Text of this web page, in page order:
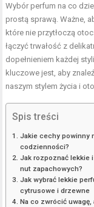
Wybór perfum na co
prostą sprawą. Ważne,
które nie przytłoczą
łączyć trwałość z
dopełnieniem każdej
kluczowe jest, aby
naszym stylem życia i
Spis treści
Jakie cechy powinny
codzienności?
Jak rozpoznać lekkie
nut zapachowych?
Jak wybrać lekkie
cytrusowe i drzewne
Na co zwrócić uwagę,